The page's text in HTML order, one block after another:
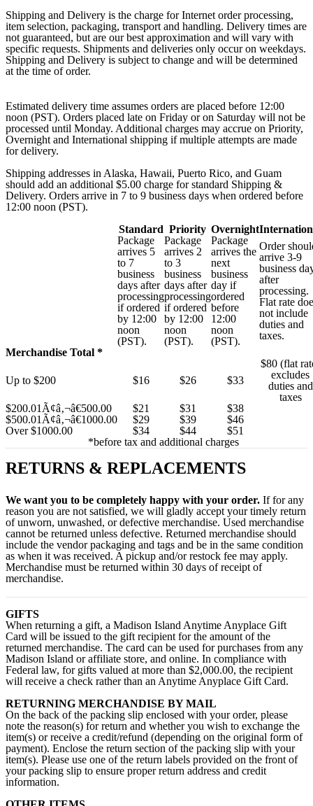
Shipping and Delivery is the charge for Internet order processing,
item selection, packaging, transport and handling. Delivery times are
not guaranteed, but are our best approximation and will vary with
specific requests. Shipments and deliveries only occur on weekdays.
Shipping and Delivery is subject to change and will be determined
at the time of order.
Estimated delivery time assumes orders are placed before 12:00
noon (PST). Orders placed late on Friday or on Saturday will not be
processed until Monday. Additional charges may accrue on Priority,
Overnight and International shipping if multiple attempts are made
for delivery.
Shipping addresses in Alaska, Hawaii, Puerto Rico, and Guam
should add an additional $5.00 charge for standard Shipping &
Delivery. Orders arrive in 7 to 9 business days when ordered before
12:00 noon (PST).
Standard Priority Overnight
Package
arrives 5
to 7
business
days after
processing
if ordered
by 12:00
noon
(PST).
Package
arrives 2
to 3
business
days after
processing
if ordered
by 12:00
noon
(PST).
Package
arrives the
next
business
day if
ordered
before
12:00
noon
(PST).
Order
arrive 3-9
business
after
processing.
Flat rate
not include
duties and
taxes.
Merchandise Total *
Up to $200 $16 $26 $33
$80 (flat
excludes
duties and
taxes
$200.01Ã¢â‚¬â€500.00
$21 $31
$38
$500.01Ã¢â‚¬â€1000.00
$29 $39
$46
Over $1000.00
$34 $44
$51
*before tax and additional charges
RETURNS & REPLACEMENTS
We want you to be completely happy with your order. If for any
reason you are not satisfied, we will gladly accept your timely return
of unworn, unwashed, or defective merchandise. Used merchandise
cannot be returned unless defective. Returned merchandise should
include the vendor packaging and tags and be in the same condition
as when it was received. A pickup and/or restock fee may apply.
Merchandise must be returned within 30 days of receipt of
merchandise.
GIFTS
When returning a gift, a Madison Island Anytime Anyplace Gift
Card will be issued to the gift recipient for the amount of the
returned merchandise. The card can be used for purchases from any
Madison Island or affiliate store, and online. In compliance with
Federal law, for gifts valued at more than $2,000.00, the recipient
will receive a check rather than an Anytime Anyplace Gift Card.
RETURNING MERCHANDISE BY MAIL
On the back of the packing slip enclosed with your order, please
note the reason(s) for return and whether you wish to exchange the
item(s) or receive a credit/refund (depending on the original form of
payment). Enclose the return section of the packing slip with your
item(s). Please use one of the return labels provided on the front of
your packing slip to ensure proper return address and credit
information.